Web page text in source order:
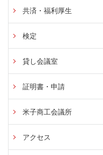
共済・福利厚生
検定
貸し会議室
証明書・申請
米子商工会議所
アクセス